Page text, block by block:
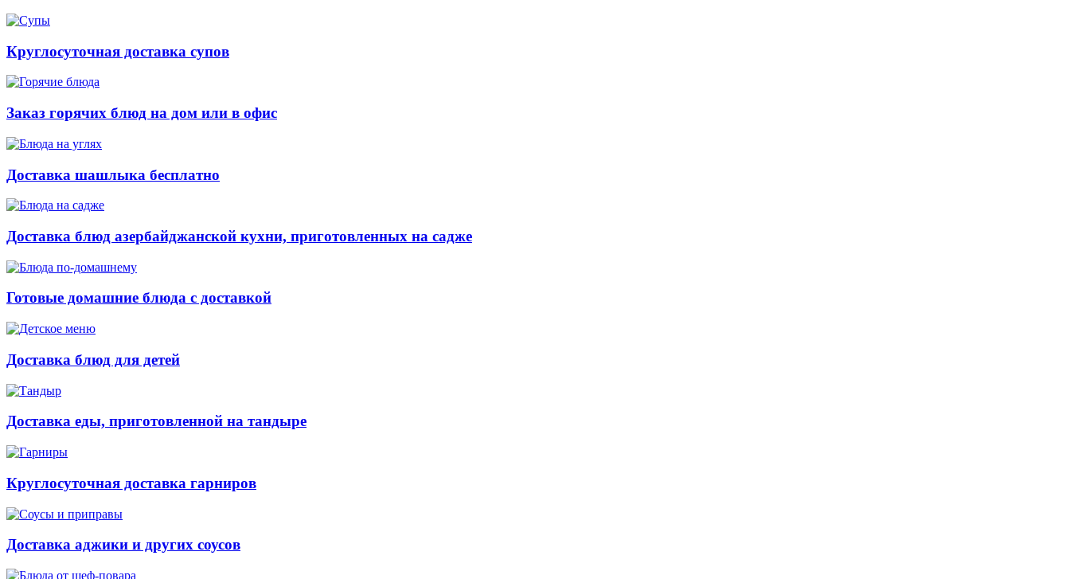
Круглосуточная доставка супов
Заказ горячих блюд на дом или в офис
Доставка шашлыка бесплатно
Доставка блюд азербайджанской кухни, приготовленных на садже
Готовые домашние блюда с доставкой
Доставка блюд для детей
Доставка еды, приготовленной на тандыре
Круглосуточная доставка гарниров
Доставка аджики и других соусов